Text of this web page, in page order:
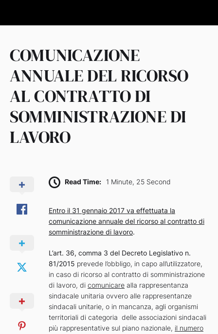
COMUNICAZIONE
ANNUALE DEL RICORSO
AL CONTRATTO DI
SOMMINISTRAZIONE DI
LAVORO
Read Time: 1 Minute, 25 Second
Entro il 31 gennaio 2017 va effettuata la
comunicazione annuale del ricorso al contratto di
somministrazione di lavoro.
L’art. 36, comma 3 del Decreto Legislativo n.
81/2015 prevede l’obbligo, in capo all’utilizzatore,
in caso di ricorso al contratto di somministrazione
di lavoro, di comunicare alla rappresentanza
sindacale unitaria ovvero alle rappresentanze
sindacali unitarie, o in mancanza, agli organismi
territoriali di categoria delle associazioni sindacali
più rappresentative sul piano nazionale, il numero